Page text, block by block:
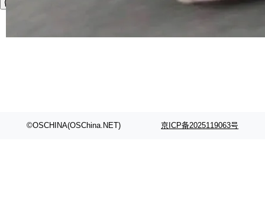
件之中，形成高度复杂的知识关联网络。传统的
©OSCHINA(OSChina.NET) 京ICP备2025119063号